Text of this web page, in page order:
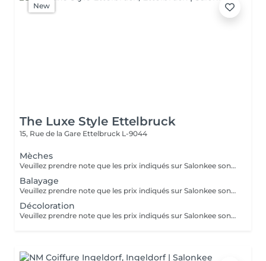
New
The Luxe Style Ettelbruck
15, Rue de la Gare Ettelbruck L-9044
Mèches
Veuillez prendre note que les prix indiqués sur Salonkee sont communiqués à titre informatif et s'entendent de base. Ces derniers sont susceptibles de varier selon le diagnostic réalisé à votre arrivée au salon et l'expertise du professionnel à qui vous confiez votre beauté. Dans tous les cas, un devis précis vous sera proposé et toutes réalisations de prestations seront effectuées avec votre accord. Un grand merci d'avance pour votre compréhension. Au plaisir de vous recevoir très vite.
Balayage
Veuillez prendre note que les prix indiqués sur Salonkee sont communiqués à titre informatif et s'entendent de base. Ces derniers sont susceptibles de varier selon le diagnostic réalisé à votre arrivée au salon et l'expertise du professionnel à qui vous confiez votre beauté. Dans tous les cas, un devis précis vous sera proposé et toutes réalisations de prestations seront effectuées avec votre accord. Un grand merci d'avance pour votre compréhension. Au plaisir de vous recevoir très vite.
Décoloration
Veuillez prendre note que les prix indiqués sur Salonkee sont communiqués à titre informatif et s'entendent de base. Ces derniers sont susceptibles de varier selon le diagnostic réalisé à votre arrivée au salon et l'expertise du professionnel à qui vous confiez votre beauté. Dans tous les cas, un devis précis vous sera proposé et toutes réalisations de prestations seront effectuées avec votre accord. Un grand merci d'avance pour votre compréhension. Au plaisir de vous recevoir très vite.